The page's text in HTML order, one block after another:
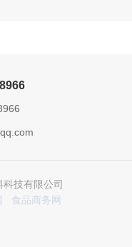
技有限公司
食品商务网